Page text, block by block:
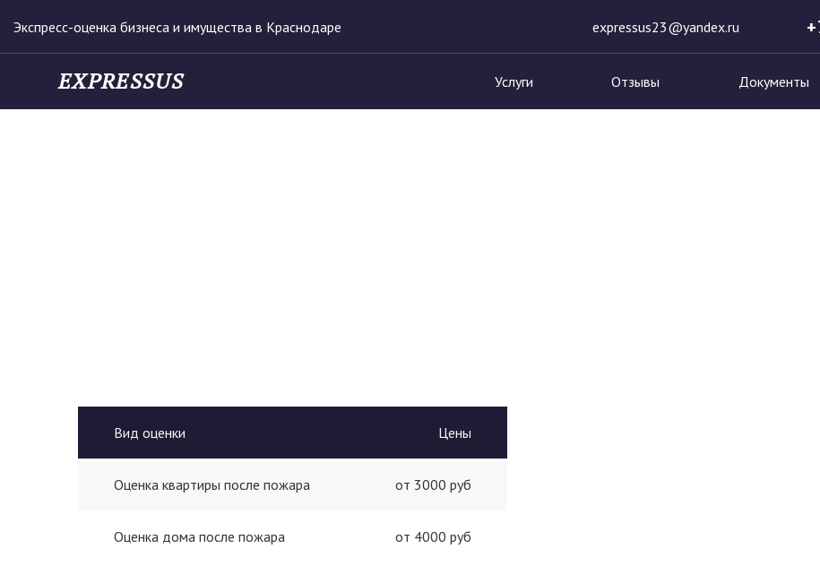
EXPRESSUS
Услуги
Экспресс-оценка бизнеса и имущества в Краснодаре expressus23@yandex.ru
EXPRESSUS Услуги Отзывы Документы
Вид оценки Цены
Оценка квартиры после пожара от 3000 руб
Оценка дома после пожара от 4000 руб